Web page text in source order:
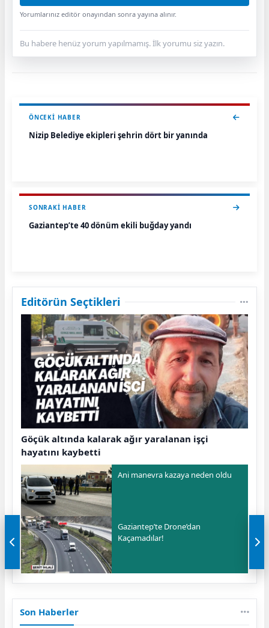
Yorumlarınız editör onayından sonra yayına alınır.
Bu habere henüz yorum yapılmamış. İlk yorumu siz yazın.
ÖNCEKI HABER
Nizip Belediye ekipleri şehrin dört bir yanında
SONRAKI HABER
Gaziantep’te 40 dönüm ekili buğday yandı
Editörün Seçtikleri
Göçük altında kalarak ağır yaralanan işçi
hayatını kaybetti
Ani manevra kazaya neden oldu
Gaziantep’te Drone’dan
Kaçamadılar!
Son Haberler